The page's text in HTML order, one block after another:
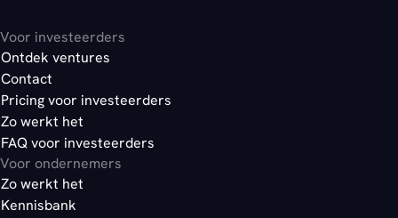
Voor investeerders
Ontdek ventures
Contact
Pricing voor investeerders
Zo werkt het
FAQ voor investeerders
Voor ondernemers
Zo werkt het
Kennisbank